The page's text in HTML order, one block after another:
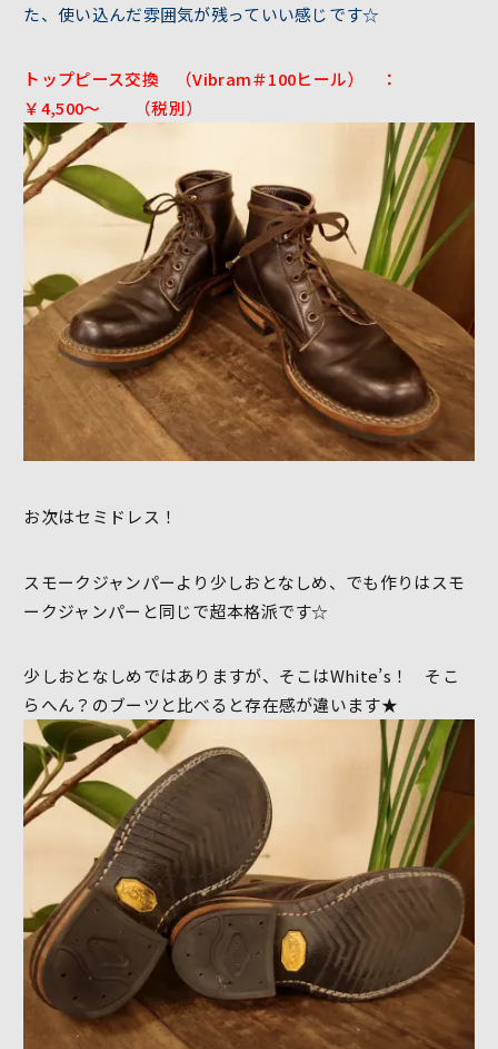
た、使い込んだ雰囲気が残っていい感じです☆
トップピース交換 （Vibram＃100ヒール） ：
￥4,500～ （税別）
お次はセミドレス！
スモークジャンパーより少しおとなしめ、でも作りはスモ
ークジャンパーと同じで超本格派です☆
少しおとなしめではありますが、そこはWhite’s！ そこ
らへん？のブーツと比べると存在感が違います★